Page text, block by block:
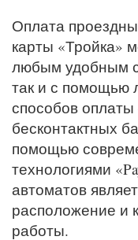
Оплата
карты «Тройка»
любым удобным
так и с помощью
способов оплаты
бесконтактных
помощью
технологиями
автоматов
расположение и
работы.